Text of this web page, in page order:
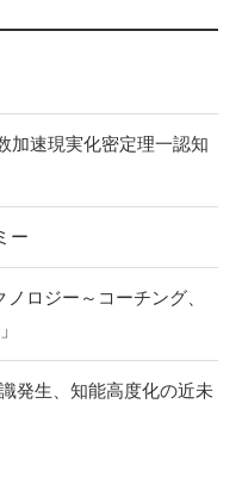
加速現実化密定理一認知
ー
ロジー～コーチング、
発生、知能高度化の近未